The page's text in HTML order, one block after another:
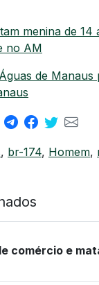
menina de 14
no AM
de
, br-174, Homem,
comércio e